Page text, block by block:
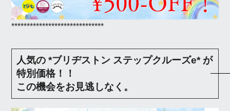
******************************
人気の *ブリヂストン ステップクルーズe* が
特別価格！！
この機会をお見逃しなく。